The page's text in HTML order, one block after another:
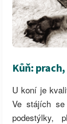
Kůň:
U koní je
Ve stájích
podestýlky,